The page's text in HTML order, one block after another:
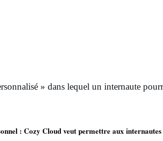
» dans lequel un internaute
: Cozy Cloud veut permettre aux